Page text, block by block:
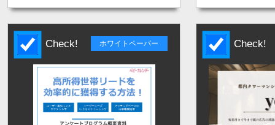
ホワイトペーパー
Check! Check!